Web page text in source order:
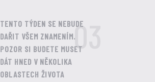
TENTO TÝDEN SE NEBUDE
DAŘIT VŠEM ZNAMENÍM.
POZOR SI BUDETE MUSET
DÁT HNED V NĚKOLIKA
OBLASTECH ŽIVOTA
03